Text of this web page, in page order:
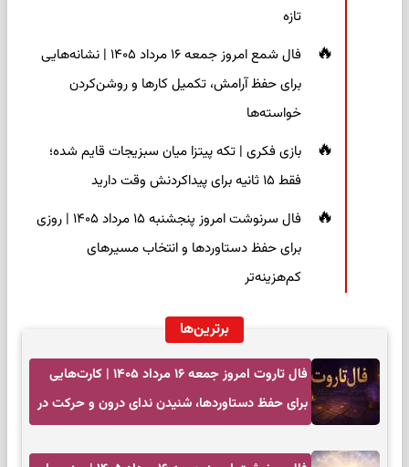
تازه
فال شمع امروز جمعه ۱۶ مرداد ۱۴۰۵ | نشانه‌هایی
برای حفظ آرامش، تکمیل کارها و روشن‌کردن
خواسته‌ها
بازی فکری | تکه پیتزا میان سبزیجات قایم شده؛
فقط ۱۵ ثانیه برای پیداکردنش وقت دارید
فال سرنوشت امروز پنجشنبه ۱۵ مرداد ۱۴۰۵ | روزی
برای حفظ دستاوردها و انتخاب مسیرهای
کم‌هزینه‌تر
برترین‌ها
فال تاروت امروز جمعه ۱۶ مرداد ۱۴۰۵ | کارت‌هایی
برای حفظ دستاوردها، شنیدن ندای درون و حرکت در